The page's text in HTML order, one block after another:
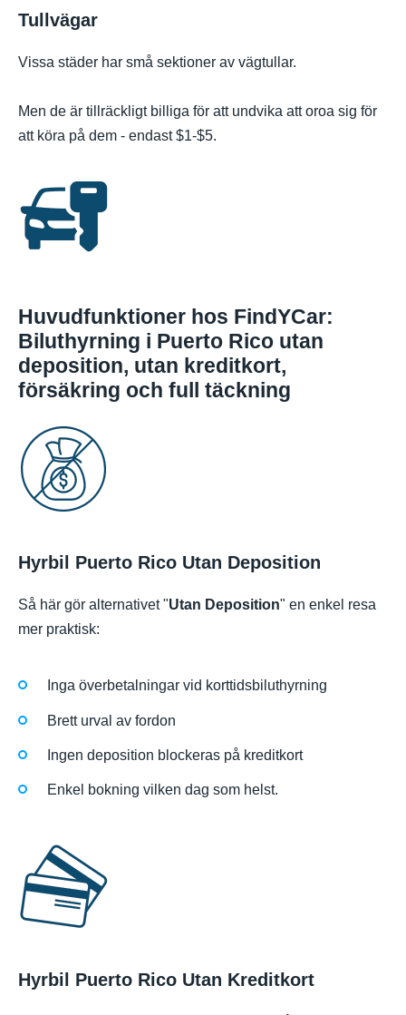
Tullvägar
Vissa städer har små sektioner av vägtullar.
Men de är tillräckligt billiga för att undvika att oroa sig för
att köra på dem - endast $1-$5.
Huvudfunktioner hos FindYCar:
Biluthyrning i Puerto Rico utan
deposition, utan kreditkort,
försäkring och full täckning
Hyrbil Puerto Rico Utan Deposition
Så här gör alternativet "Utan Deposition" en enkel resa
mer praktisk:
Inga överbetalningar vid korttidsbiluthyrning
Brett urval av fordon
Ingen deposition blockeras på kreditkort
Enkel bokning vilken dag som helst.
Hyrbil Puerto Rico Utan Kreditkort